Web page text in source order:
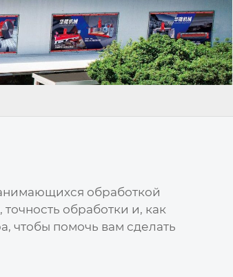
обработкой
обработки и, как
чтобы помочь вам сделать